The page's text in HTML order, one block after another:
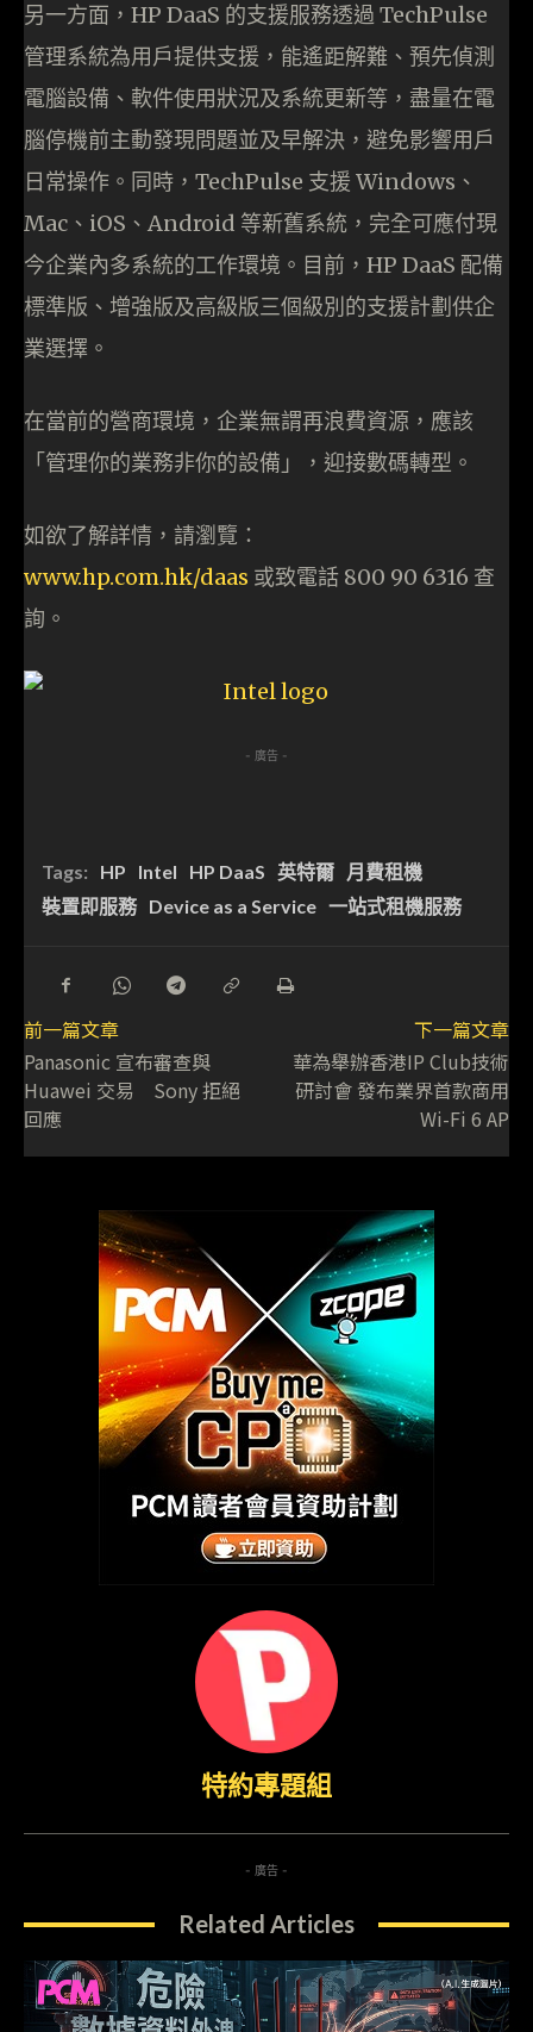
另一方面，HP DaaS 的支援服務透過 TechPulse
管理系統為用戶提供支援，能遙距解難、預先偵測
電腦設備、軟件使用狀況及系統更新等，盡量在電
腦停機前主動發現問題並及早解決，避免影響用戶
日常操作。同時，TechPulse 支援 Windows、
Mac、iOS、Android 等新舊系統，完全可應付現
今企業內多系統的工作環境。目前，HP DaaS 配備
標準版、增強版及高級版三個級別的支援計劃供企
業選擇。
在當前的營商環境，企業無謂再浪費資源，應該
「管理你的業務非你的設備」，迎接數碼轉型。
如欲了解詳情，請瀏覽：
www.hp.com.hk/daas 或致電話 800 90 6316 查
詢。
- 廣告 -
Tags: HP Intel HP DaaS 英特爾
月費租機
裝置即服務 Device as a Service 一站式租機服務
前一篇文章
Panasonic 宣布審查與
Huawei 交易 Sony 拒絕
回應
下一篇文章
華為舉辦香港IP Club技術
研討會 發布業界首款商用
Wi-Fi 6 AP
特約專題組
- 廣告 -
Related Articles